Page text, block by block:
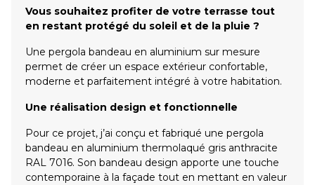
Vous souhaitez profiter de votre terrasse tout
en restant protégé du soleil et de la pluie ?
Une pergola bandeau en aluminium sur mesure
permet de créer un espace extérieur confortable,
moderne et parfaitement intégré à votre habitation.
Une réalisation design et fonctionnelle
Pour ce projet, j’ai conçu et fabriqué une pergola
bandeau en aluminium thermolaqué gris anthracite
RAL 7016. Son bandeau design apporte une touche
contemporaine à la façade tout en mettant en valeur